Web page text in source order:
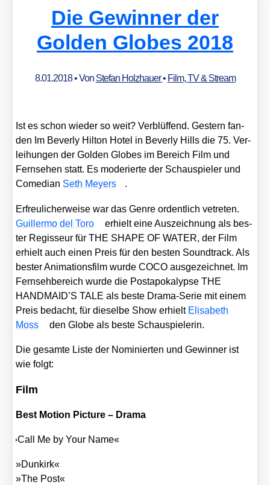
Die Gewinner der
Golden Globes 2018
8.01.2018• Von Stefan Holzhauer• Film, TV & Stream
Ist es schon wie­der so weit? Ver­blüf­fend. Ges­tern fan­
den Im Bever­ly Hil­ton Hotel in Bever­ly Hills die 75. Ver­
lei­hun­gen der Gol­den Glo­bes im Bereich Film und
Fern­se­hen statt. Es mode­rier­te der Schau­spie­ler und
Come­di­an Seth Mey­ers .
Erfreu­li­cher­wei­se war das Gen­re ordent­lich vetre­ten.
Guil­ler­mo del Toro
erhielt eine Aus­zeich­nung als bes­
ter Regis­seur für THE SHAPE OF WATER, der Film
erhielt auch einen Preis für den bes­ten Sound­track. Als
bes­ter Ani­ma­ti­ons­film wur­de COCO aus­ge­zeich­net. Im
Fern­seh­be­reich wur­de die Post­apo­ka­lyp­se THE
HANDMAID’S TALE als bes­te Dra­ma-Serie mit einem
Preis bedacht, für die­sel­be Show erhielt Eli­sa­beth
Moss
den Glo­be als bes­te Schau­spie­le­rin.
Die gesam­te Lis­te der Nomi­nier­ten und Gewin­ner ist
wie folgt:
Film
Best Moti­on Pic­tu­re – Dra­ma
»Call Me by Your Name«
»Dun­kirk«
»The Post«